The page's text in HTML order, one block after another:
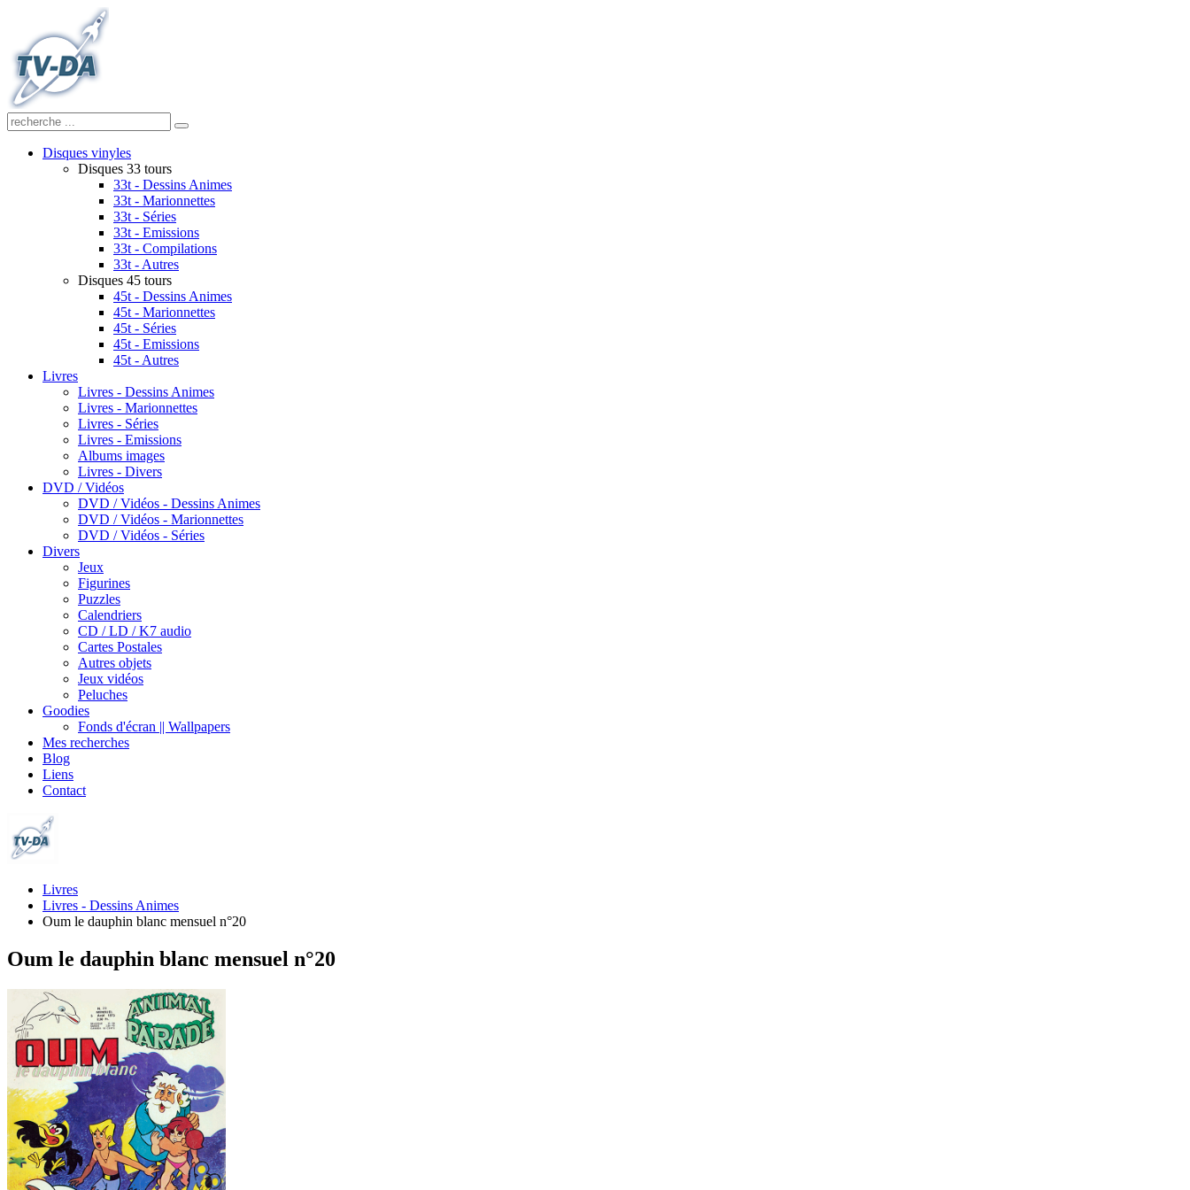
Disques vinyles
Disques 33 tours
33t - Dessins Animes
33t - Marionnettes
33t - Séries
33t - Emissions
33t - Compilations
33t - Autres
Disques 45 tours
45t - Dessins Animes
45t - Marionnettes
45t - Séries
45t - Emissions
45t - Autres
Livres
Livres - Dessins Animes
Livres - Marionnettes
Livres - Séries
Livres - Emissions
Albums images
Livres - Divers
DVD / Vidéos
DVD / Vidéos - Dessins Animes
DVD / Vidéos - Marionnettes
DVD / Vidéos - Séries
Divers
Jeux
Figurines
Puzzles
Calendriers
CD / LD / K7 audio
Cartes Postales
Autres objets
Jeux vidéos
Peluches
Goodies
Fonds d'écran || Wallpapers
Mes recherches
Blog
Liens
Contact
Livres
Livres - Dessins Animes
Oum le dauphin blanc mensuel n°20
Oum le dauphin blanc mensuel n°20